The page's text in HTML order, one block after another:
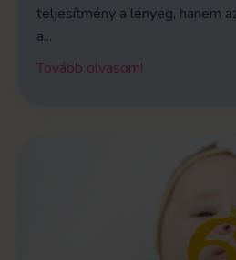
teljesítmény a lényeg, hanem
a...
Tovább olvasom!